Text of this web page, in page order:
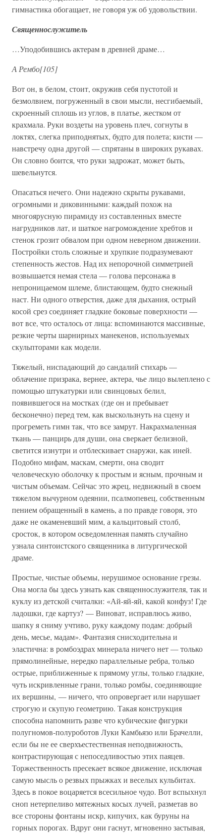
гимнастика обогащает, не говоря уж об удовольствии.
Священнослужитель
…Уподобившись актерам в древней драме…
А Рембо[105]
Вот он, в белом, стоит, окружив себя пустотой и
безмолвием, погруженный в свои мысли, несгибаемый,
скроенный сплошь из углов, в платье, жестком от
крахмала. Руки воздеты на уровень плеч, согнуты в
локтях, слегка приподнятых, будто для полета; кисти —
навстречу одна другой — спрятаны в широких рукавах.
Он словно боится, что руки задрожат, может быть,
шевельнутся.
Опасаться нечего. Они надежно скрыты рукавами,
огромными и диковинными: каждый похож на
многоярусную пирамиду из составленных вместе
нагрудников лат, и шаткое нагромождение хребтов и
стенок грозит обвалом при одном неверном движении.
Постройки столь сложные и хрупкие подразумевают
степенность жестов. Над их непорочной симметрией
возвышается немая стела — голова персонажа в
непроницаемом шлеме, блистающем, будто снежный
наст. Ни одного отверстия, даже для дыхания, острый
косой срез соединяет гладкие боковые поверхности —
вот все, что осталось от лица: вспоминаются массивные,
резкие черты шарнирных манекенов, используемых
скульпторами как модели.
Тяжелый, ниспадающий до сандалий стихарь —
облачение призрака, вернее, актера, чье лицо вылеплено с
помощью штукатурки или свинцовых белил,
появившегося на мостках (где он и пребывает
бесконечно) перед тем, как выскользнуть на сцену и
прогреметь гимн так, что все замрут. Накрахмаленная
ткань — панцирь для души, она сверкает белизной,
светится изнутри и отблескивает снаружи, как иней.
Подобно мифам, маскам, смерти, она сводит
человеческую оболочку к простым и ясным, прочным и
чистым объемам. Сейчас это жрец, недвижный в своем
тяжелом вычурном одеянии, псалмопевец, собственным
пением обращенный в камень, а по правде говоря, это
даже не окаменевший мим, а кальцитовый столб,
сросток, в котором осведомленная память случайно
узнала синтоистского священника в литургической
драме.
Простые, чистые объемы, нерушимое основание грезы.
Она могла бы здесь узнать как священнослужителя, так и
куклу из детской считалки: «Ай-яй-яй, какой конфуз! Где
ладошки, где картуз? — Виноват, исправлюсь живо,
шапку я сниму учтиво, руку каждому подам: добрый
день, месье, мадам». Фантазия снисходительна и
эластична: в ромбоэдрах минерала ничего нет — только
прямолинейные, нередко параллельные ребра, только
острые, приближенные к прямому углы, только гладкие,
чуть искривленные грани, только ромбы, соединяющие
их вершины, — ничего, что опровергает или нарушает
строгую и скупую геометрию. Такая конструкция
способна напомнить разве что кубические фигурки
полугномов-полуроботов Луки Камбьязо или Брачелли,
если бы не ее сверхъестественная неподвижность,
контрастирующая с непоседливостью этих паяцев.
Торжественность пресекает всякое движение, исключая
самую мысль о резвых прыжках и веселых кульбитах.
Здесь в покое воцаряется всесильное чудо. Вот вспыхнул
сноп нетерпеливо мятежных косых лучей, разметав во
все стороны фонтаны искр, кипучих, как буруны на
горных порогах. Вдруг они гаснут, мгновенно застывая,